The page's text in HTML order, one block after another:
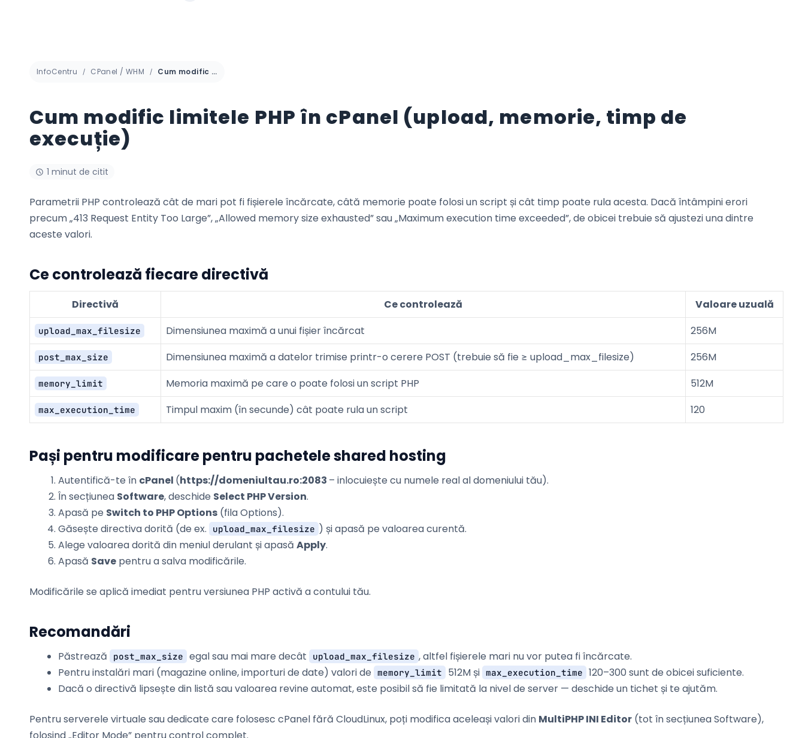
InfoCentru CPanel / WHM Cum modific limitele PHP în cPanel (upload, memorie, timp de execuție)
Cum modific limitele PHP în cPanel (upload, memorie, timp de
execuție)
1 minut de citit
Parametrii PHP controlează cât de mari pot fi fișierele încărcate, câtă memorie poate folosi un script și cât timp poate rula acesta. Dacă întâmpini erori
precum „413 Request Entity Too Large”, „Allowed memory size exhausted” sau „Maximum execution time exceeded”, de obicei trebuie să ajustezi una dintre
aceste valori.
Ce controlează fiecare directivă
Directivă Ce controlează Valoare uzuală
upload_max_filesize Dimensiunea maximă a unui fișier încărcat 256M
post_max_size Dimensiunea maximă a datelor trimise printr-o cerere POST (trebuie să fie ≥ upload_max_filesize) 256M
memory_limit Memoria maximă pe care o poate folosi un script PHP 512M
max_execution_time Timpul maxim (în secunde) cât poate rula un script 120
Pași pentru modificare pentru pachetele shared hosting
Autentifică-te în cPanel (https://domeniultau.ro:2083 – inlocuiește cu numele real al domeniului tău).
În secțiunea Software, deschide Select PHP Version.
Apasă pe Switch to PHP Options (fila Options).
Găsește directiva dorită (de ex.
upload_max_filesize ) și apasă pe valoarea curentă.
Alege valoarea dorită din meniul derulant și apasă Apply.
Apasă Save pentru a salva modificările.
Modificările se aplică imediat pentru versiunea PHP activă a contului tău.
Recomandări
Păstrează post_max_size egal sau mai mare decât upload_max_filesize , altfel fișierele mari nu vor putea fi încărcate.
Pentru instalări mari (magazine online, importuri de date) valori de memory_limit 512M și max_execution_time 120–300 sunt de obicei suficiente.
Dacă o directivă lipsește din listă sau valoarea revine automat, este posibil să fie limitată la nivel de server — deschide un tichet și te ajutăm.
Pentru serverele virtuale sau dedicate care folosesc cPanel fără CloudLinux, poți modifica aceleași valori din MultiPHP INI Editor (tot în secțiunea Software),